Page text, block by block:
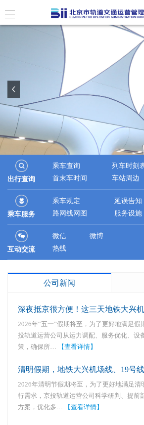
出行查询
乘车查询
列车时刻
首末车时间
车站周边
乘车服务
乘车规定
延误告知
路网线网图
服务设施
互动交流
微信
微博
热线
公司新闻
2026年“五一”假期将至，为了更好地满足假
投轨道运营公司从运力调配、服务优化、设
策，确保所…
【查看详情】
2026年清明节假期将至，为了更好地满足清
行需求，京投轨道运营公司科学研判、提前
方案，优化多…
【查看详情】